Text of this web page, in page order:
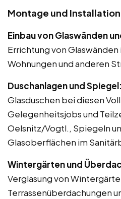
Montage und Installation
Einbau von Glaswänden
Errichtung von
Wohnungen und anderen
Duschanlagen und Spiegel:
Glasduschen bei diesen
Gelegenheitsjobs und
Oelsnitz/Vogtl., Spiegeln
Glasoberflächen im
Wintergärten und
Verglasung von
Terrassenüberdachungen